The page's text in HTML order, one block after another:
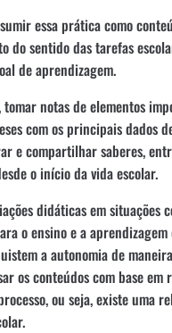
essa prática como
do sentido das tarefas
de aprendizagem.
tomar notas de elementos
com os principais dados
e compartilhar saberes,
o início da vida escolar.
didáticas em situações
o ensino e a
a autonomia de
os conteúdos com base
ou seja, existe uma